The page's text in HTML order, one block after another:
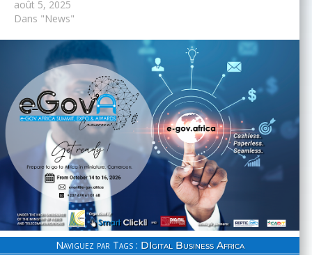
août 5, 2025
Dans "News"
Naviguez par Tags : DIgital Business Africa